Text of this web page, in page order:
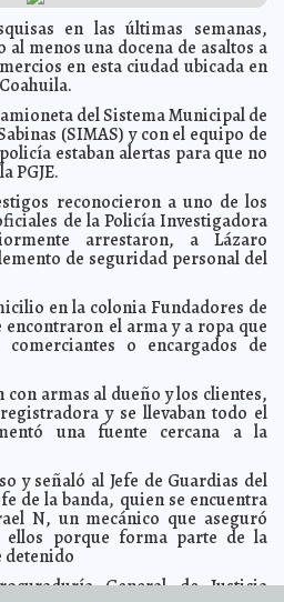
nacional en materia de prevención
López
de DIF Yucatán Semana de Salud
cautiva en el Centro Histórico
temer a cambios: El Papa Jorge
cáncer de seno?
qué usa lentes oscuros
Eduardo Ignacio
de Viena Claudia Sofía Gómez Infante
realizar llamadas de voz y vídeo
presentan propuesta del salario
libre de ébola Eduardo Ignacio Ramos
en México Carmen Alicia Briceño Sánchez
sorprende con su sencillez al Festival
el Goya de Honor
en las últimas semanas,
menos una docena de asaltos a
en esta ciudad ubicada en
del Sistema Municipal de
(SIMAS) y con el equipo de
estaban alertas para que no
PGJE.
reconocieron a uno de los
de la Policía Investigadora
arrestaron, a Lázaro
de seguridad personal del
en la colonia Fundadores de
el arma y a ropa que
o encargados de
con armas al dueño y los clientes,
y se llevaban todo el
una fuente cercana a la
y señaló al Jefe de Guardias del
de la banda, quien se encuentra
N, un mecánico que aseguró
ellos porque forma parte de la
detenido
General de Justicia